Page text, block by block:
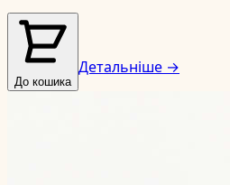
До кошика
Детальніше →